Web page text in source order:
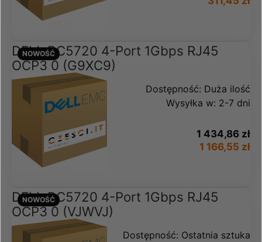
DELL BC5720 4-Port 1Gbps RJ45
OCP3 0 (G9XC9)
Dostępność: Duża ilość
Wysyłka w: 2-7 dni
1 434,86 zł
1 166,55 zł
NOWOŚĆ
DELL BC5720 4-Port 1Gbps RJ45
OCP3 0 (VJWVJ)
Dostępność: Ostatnia sztuka
NOWOŚĆ